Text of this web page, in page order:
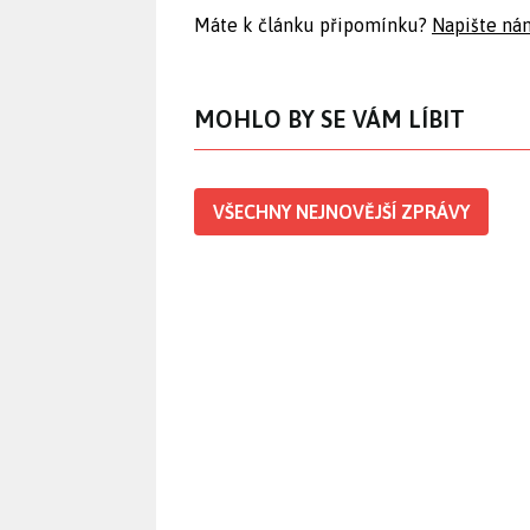
Máte k článku připomínku? Napište
MOHLO BY SE VÁM LÍBIT
VŠECHNY NEJNOVĚJŠÍ ZPRÁVY